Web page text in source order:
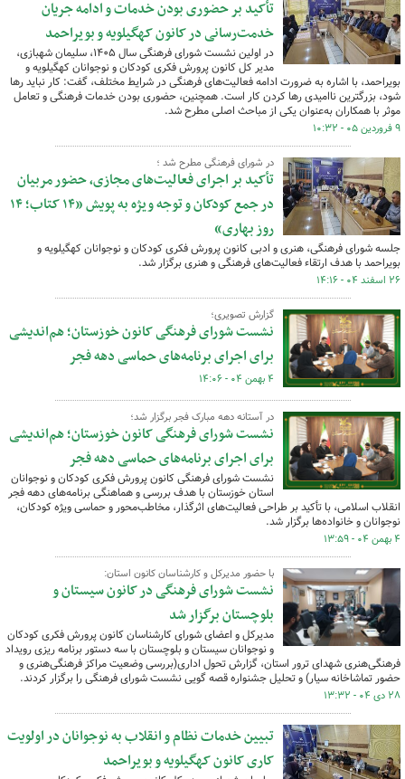
تأکید بر حضوری بودن خدمات و ادامه جریان
خدمت‌رسانی در کانون کهگیلویه و بویراحمد
در اولین نشست شورای فرهنگی سال ۱۴۰۵، سلیمان شهبازی،
مدیر کل کانون پرورش فکری کودکان و نوجوانان کهگیلویه و
بویراحمد، با اشاره به ضرورت ادامه فعالیت‌های فرهنگی در شرایط مختلف، گفت: کار نباید رها
شود، بزرگترین ناامیدی رها کردن کار است. همچنین، حضوری بودن خدمات فرهنگی و تعامل
موثر با همکاران به‌عنوان یکی از مباحث اصلی مطرح شد.
۹ فروردین ۰۵ - ۱۰:۳۲
در شورای فرهنگی مطرح شد ؛
تأکید بر اجرای فعالیت‌های مجازی، حضور مربیان
در جمع کودکان و توجه ویژه به پویش «۱۴ کتاب؛ ۱۴
روز بهاری»
جلسه شورای فرهنگی، هنری و ادبی کانون پرورش فکری کودکان و نوجوانان کهگیلویه و
بویراحمد با هدف ارتقاء فعالیت‌های فرهنگی و هنری برگزار شد.
۲۶ اسفند ۰۴ - ۱۴:۱۶
گزارش تصویری؛
نشست شورای فرهنگی کانون خوزستان؛ هم‌اندیشی
برای اجرای برنامه‌های حماسی دهه فجر
۴ بهمن ۰۴ - ۱۴:۰۶
در آستانه دهه مبارک فجر برگزار شد؛
نشست شورای فرهنگی کانون خوزستان؛ هم‌اندیشی
برای اجرای برنامه‌های حماسی دهه فجر
نشست شورای فرهنگی کانون پرورش فکری کودکان و نوجوانان
استان خوزستان با هدف بررسی و هماهنگی برنامه‌های دهه فجر
انقلاب اسلامی، با تأکید بر طراحی فعالیت‌های اثرگذار، مخاطب‌محور و حماسی ویژه کودکان،
نوجوانان و خانواده‌ها برگزار شد.
۴ بهمن ۰۴ - ۱۳:۵۹
با حضور مدیرکل و کارشناسان کانون استان:
نشست شورای فرهنگی در کانون سیستان و
بلوچستان برگزار شد
مدیرکل و اعضای شورای کارشناسان کانون پرورش فکری کودکان
و نوجوانان سیستان و بلوچستان با سه دستور برنامه ریزی رویداد
فرهنگی‌هنری شهدای ترور استان، گزارش تحول اداری(بررسی وضعیت مراکز فرهنگی‌هنری و
حضور تماشاخانه سیار) و تحلیل جشنواره قصه گویی نشست شورای فرهنگی را برگزار کردند.
۲۸ دی ۰۴ - ۱۳:۳۲
تبیین خدمات نظام و انقلاب به نوجوانان در اولویت
کاری کانون کهگیلویه و بویراحمد